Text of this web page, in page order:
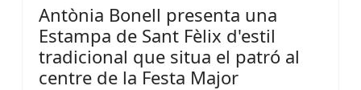
Antònia Bonell presenta una
Estampa de Sant Fèlix d'estil
tradicional que situa el patró al
centre de la Festa Major